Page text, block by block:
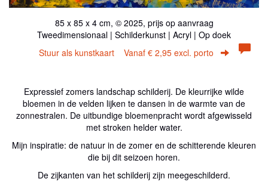
85 x 85 x 4 cm, © 2025, prijs op aanvraag
Tweedimensionaal | Schilderkunst | Acryl | Op doek
Stuur als kunstkaart Vanaf € 2,95 excl. porto
Expressief zomers landschap schilderij. De kleurrijke wilde
bloemen in de velden lijken te dansen in de warmte van de
zonnestralen. De uitbundige bloemenpracht wordt afgewisseld
met stroken helder water.
Mijn inspiratie: de natuur in de zomer en de schitterende kleuren
die bij dit seizoen horen.
De zijkanten van het schilderij zijn meegeschilderd.